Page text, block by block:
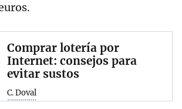
Comprar lotería por
Internet: consejos para
evitar sustos
C. Doval